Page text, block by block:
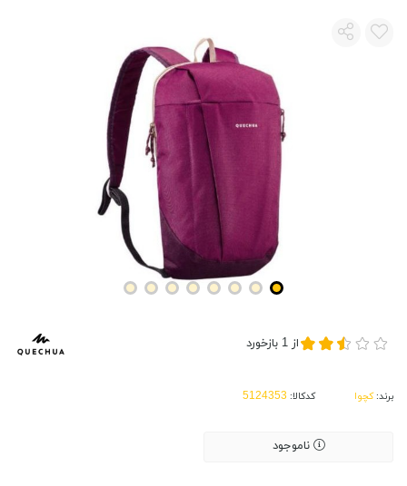
از 1 بازخورد
برند:کچوا کدکالا:
ناموجود